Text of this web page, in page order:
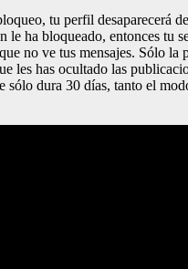
tu perfil desaparecerá
ha bloqueado, entonces tu
no ve tus mensajes. Sólo la
les has ocultado las
sólo dura 30 días, tanto el